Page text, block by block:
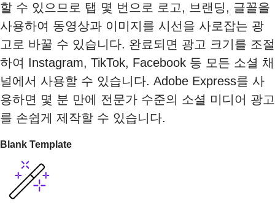
할 수 있으므로 탭 몇 번으로 로고, 브랜딩, 글꼴을
사용하여 동영상과 이미지를 시선을 사로잡는 광
고로 바꿀 수 있습니다. 완료되면 광고 크기를 조절
하여 Instagram, TikTok, Facebook 등 모든 소셜 채
널에서 사용할 수 있습니다. Adobe Express를 사
용하면 몇 분 만에 전문가 수준의 소셜 미디어 광고
를 손쉽게 제작할 수 있습니다.
Blank Template